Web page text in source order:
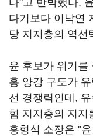
다"고 반박했다.
다기보다 이낙연
당 지지층의 역선
윤 후보가 위기를
홍 양강 구도가
선 경쟁력인데,
힘 지지층의 지지
홍형식 소장은 "